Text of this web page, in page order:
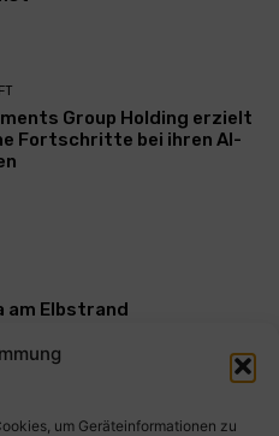
um Geräteinformationen zu
Group Holding erzielt
Fortschritte bei ihren AI-
am Elbstrand